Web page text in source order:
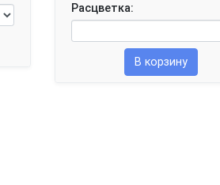
Расцветка:
В корзину